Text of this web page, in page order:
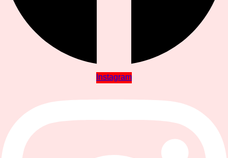
Instagram